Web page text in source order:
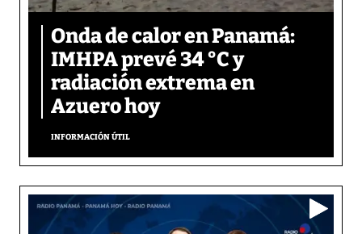
Onda de calor en Panamá:
IMHPA prevé 34 °C y
radiación extrema en
Azuero hoy
INFORMACIÓN ÚTIL